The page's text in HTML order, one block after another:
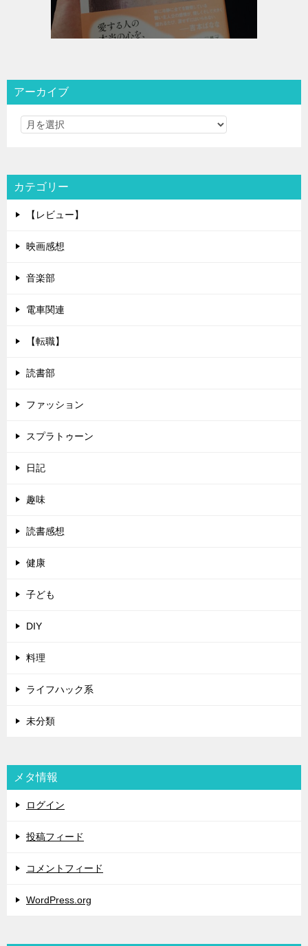
アーカイブ
カテゴリー
【レビュー】
映画感想
音楽部
電車関連
【転職】
読書部
ファッション
スプラトゥーン
日記
趣味
読書感想
健康
子ども
DIY
料理
ライフハック系
未分類
メタ情報
ログイン
投稿フィード
コメントフィード
WordPress.org